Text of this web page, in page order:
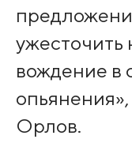
ужесточить
вождение в
Орлов.